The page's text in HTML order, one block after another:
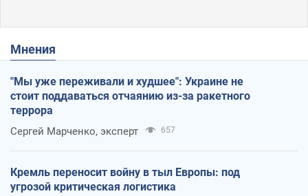
Мнения
"Мы уже переживали и худшее": Украине не
стоит поддаваться отчаянию из-за ракетного
террора
Сергей Марченко, эксперт 657
Кремль переносит войну в тыл Европы: под
угрозой критическая логистика